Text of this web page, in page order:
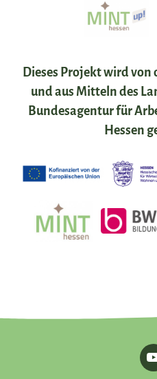
Dieses Projekt wird von
und aus Mitteln des
Bundesagentur für
Hessen